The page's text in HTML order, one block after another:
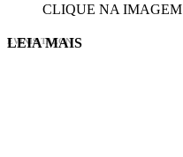
CLIQUE NA IMAGEM
EVINIS TALON
LEIA MAIS